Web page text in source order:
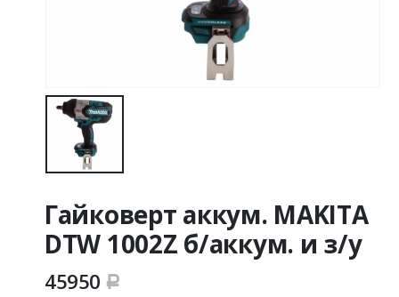
Гайковерт аккум. MAKITA
DTW 1002Z б/аккум. и з/у
45950 Р